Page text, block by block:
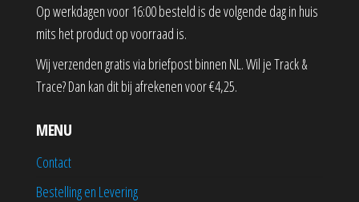
Op werkdagen voor 16:00 besteld is de volgende dag in huis
mits het product op voorraad is.
Wij verzenden gratis via briefpost binnen NL. Wil je Track &
Trace? Dan kan dit bij afrekenen voor €4,25.
MENU
Contact
Bestelling en Levering